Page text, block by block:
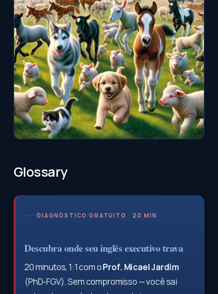
Glossary
DIAGNÓSTICO GRATUITO · 20 MIN
Descubra onde seu inglês executivo trava
20 minutos, 1:1 com oProf. Micael Jardim
(PhD-FGV). Sem compromisso — você sai